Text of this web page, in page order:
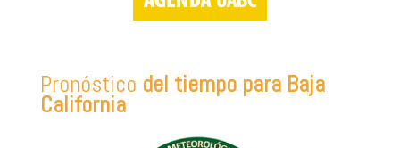
Pronóstico del tiempo para Baja
California